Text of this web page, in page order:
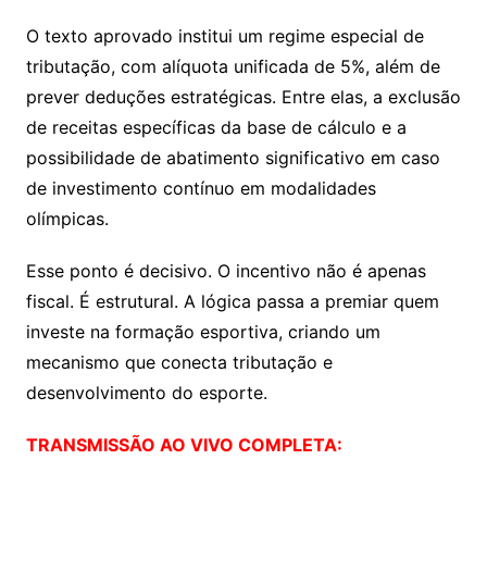
O texto aprovado institui um regime especial de
tributação, com alíquota unificada de 5%, além de
prever deduções estratégicas. Entre elas, a exclusão
de receitas específicas da base de cálculo e a
possibilidade de abatimento significativo em caso
de investimento contínuo em modalidades
olímpicas.
Esse ponto é decisivo. O incentivo não é apenas
fiscal. É estrutural. A lógica passa a premiar quem
investe na formação esportiva, criando um
mecanismo que conecta tributação e
desenvolvimento do esporte.
TRANSMISSÃO AO VIVO COMPLETA: